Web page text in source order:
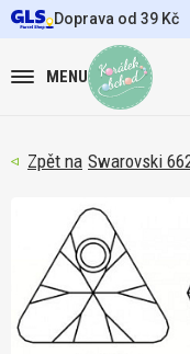
Doprava od 39 Kč
MENU
Swarovski